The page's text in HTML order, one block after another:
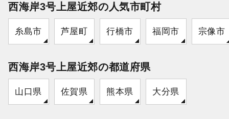
西海岸3号上屋近郊の人気市町村
糸島市 芦屋町 行橋市 福岡市 宗像市
西海岸3号上屋近郊の都道府県
山口県 佐賀県 熊本県 大分県